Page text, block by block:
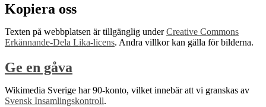
Kopiera oss
Texten på webbplatsen är tillgänglig underCreative Commons
Erkännande-Dela Lika-licens. Andra villkor kan gälla för bilderna.
Ge en gåva
Wikimedia Sverige har 90-konto, vilket innebär att vi granskas av
Svensk Insamlingskontroll.